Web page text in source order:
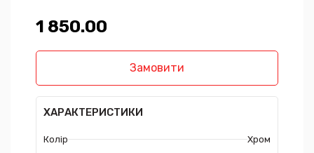
1 850.00₴
Замовити
ХАРАКТЕРИСТИКИ
Колір Хром